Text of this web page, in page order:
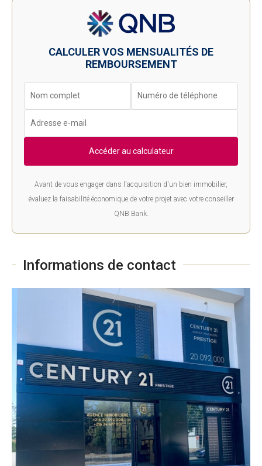
CALCULER VOS MENSUALITÉS DE
REMBOURSEMENT
Accéder au calculateur
Avant de vous engager dans l'acquisition d'un bien immobilier,
évaluez la faisabilité économique de votre projet avec votre conseiller
QNB Bank.
Informations de contact